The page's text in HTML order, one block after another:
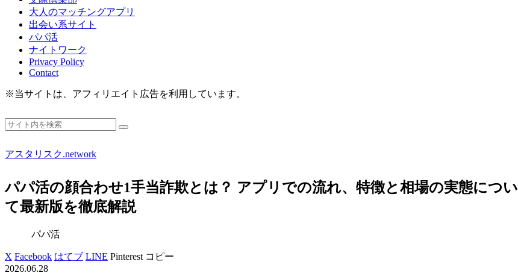
大人のマッチングアプリ
出会い系サイト
パパ活
ナイトワーク
Privacy Policy
Contact
※当サイトは、アフィリエイト広告を利用しています。
アスタリスク.network
パパ活の顔合わせ1手当詐欺とは？ アプリでの流れ、特徴と相場の実態につい
て最新版を徹底解説
パパ活
X Facebook はてブ LINE Pinterest コピー
2026.06.28